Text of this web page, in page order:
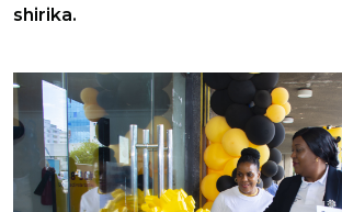
shirika.